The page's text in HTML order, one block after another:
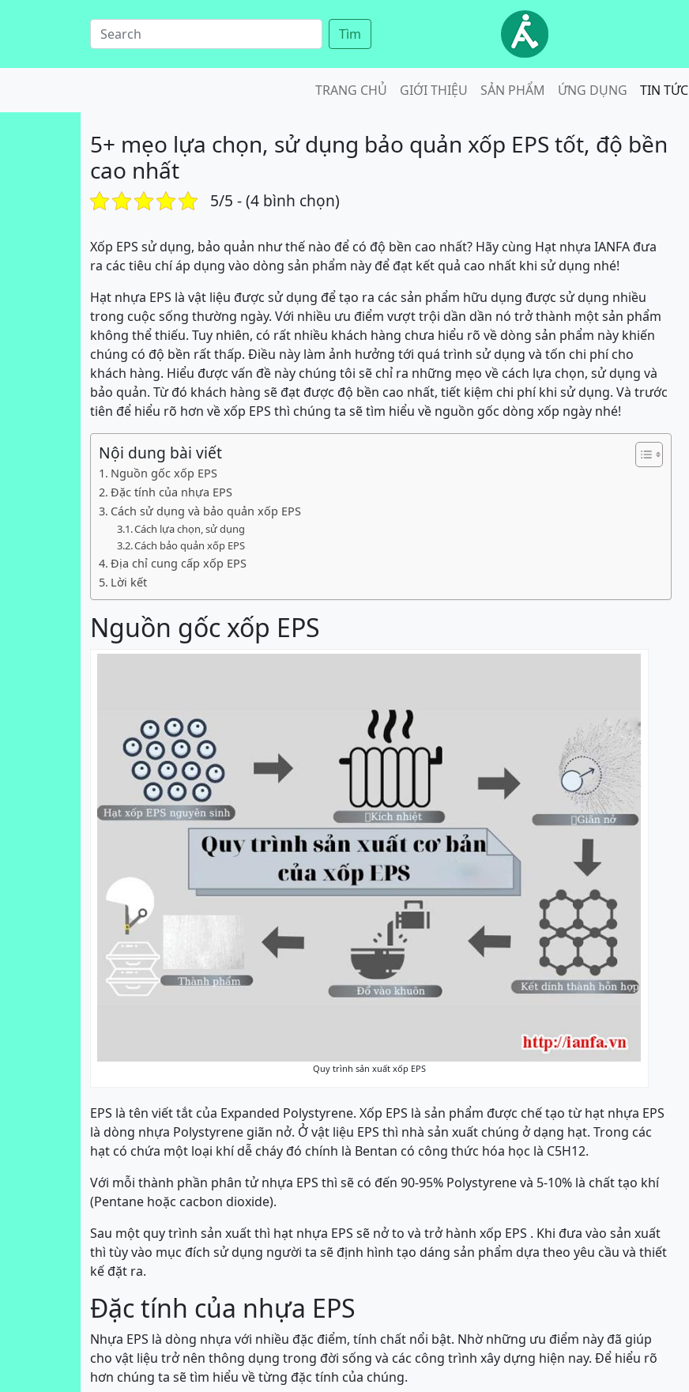
Tìm
TRANG CHỦ GIỚI THIỆU SẢN PHẨM ỨNG DỤNG TIN TỨC
5+ mẹo lựa chọn, sử dụng bảo quản xốp EPS tốt, độ bền
cao nhất
5/5 - (4 bình chọn)
Xốp EPS sử dụng, bảo quản như thế nào để có độ bền cao nhất? Hãy cùng Hạt nhựa IANFA đưa
ra các tiêu chí áp dụng vào dòng sản phẩm này để đạt kết quả cao nhất khi sử dụng nhé!
Hạt nhựa EPS là vật liệu được sử dụng để tạo ra các sản phẩm hữu dụng được sử dụng nhiều
trong cuộc sống thường ngày. Với nhiều ưu điểm vượt trội dần dần nó trở thành một sản phẩm
không thể thiếu. Tuy nhiên, có rất nhiều khách hàng chưa hiểu rõ về dòng sản phẩm này khiến
chúng có độ bền rất thấp. Điều này làm ảnh hưởng tới quá trình sử dụng và tốn chi phí cho
khách hàng. Hiểu được vấn đề này chúng tôi sẽ chỉ ra những mẹo về cách lựa chọn, sử dụng và
bảo quản. Từ đó khách hàng sẽ đạt được độ bền cao nhất, tiết kiệm chi phí khi sử dụng. Và trước
tiên để hiểu rõ hơn về xốp EPS thì chúng ta sẽ tìm hiểu về nguồn gốc dòng xốp ngày nhé!
Nội dung bài viết
Nguồn gốc xốp EPS
Đặc tính của nhựa EPS
Cách sử dụng và bảo quản xốp EPS
Cách lựa chọn, sử dụng
Cách bảo quản xốp EPS
Địa chỉ cung cấp xốp EPS
Lời kết
Nguồn gốc xốp EPS
Quy trình sản xuất xốp EPS
EPS là tên viết tắt của Expanded Polystyrene. Xốp EPS là sản phẩm được chế tạo từ hạt nhựa EPS
là dòng nhựa Polystyrene giãn nở. Ở vật liệu EPS thì nhà sản xuất chúng ở dạng hạt. Trong các
hạt có chứa một loại khí dễ cháy đó chính là Bentan có công thức hóa học là C5H12.
Với mỗi thành phần phân tử nhựa EPS thì sẽ có đến 90-95% Polystyrene và 5-10% là chất tạo khí
(Pentane hoặc cacbon dioxide).
Sau một quy trình sản xuất thì hạt nhựa EPS sẽ nở to và trở hành xốp EPS . Khi đưa vào sản xuất
thì tùy vào mục đích sử dụng người ta sẽ định hình tạo dáng sản phẩm dựa theo yêu cầu và thiết
kế đặt ra.
Đặc tính của nhựa EPS
Nhựa EPS là dòng nhựa với nhiều đặc điểm, tính chất nổi bật. Nhờ những ưu điểm này đã giúp
cho vật liệu trở nên thông dụng trong đời sống và các công trình xây dựng hiện nay. Để hiểu rõ
hơn chúng ta sẽ tìm hiểu về từng đặc tính của chúng.